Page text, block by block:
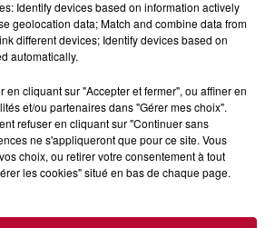
Identify devices based on information actively
geolocation data; Match and combine data from
different devices; Identify devices based on
automatically.
en cliquant sur "Accepter et fermer", ou affiner en
et/ou partenaires dans "Gérer mes choix".
refuser en cliquant sur "Continuer sans
ne s'appliqueront que pour ce site. Vous
choix, ou retirer votre consentement à tout
les cookies" situé en bas de chaque page.